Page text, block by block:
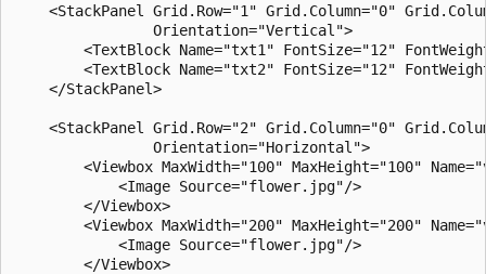
<StackPanel Grid.Row="1" Grid.Column="0"
                Orientation="Vertical">
<TextBlock Name="txt1" FontSize="12"
<TextBlock Name="txt2" FontSize="12"
    </StackPanel>
<StackPanel Grid.Row="2" Grid.Column="0"
                Orientation="Horizontal">
<Viewbox MaxWidth="100" MaxHeight="100"
            <Image Source="flower.jpg"/>
        </Viewbox>
<Viewbox MaxWidth="200" MaxHeight="200"
            <Image Source="flower.jpg"/>
        </Viewbox>